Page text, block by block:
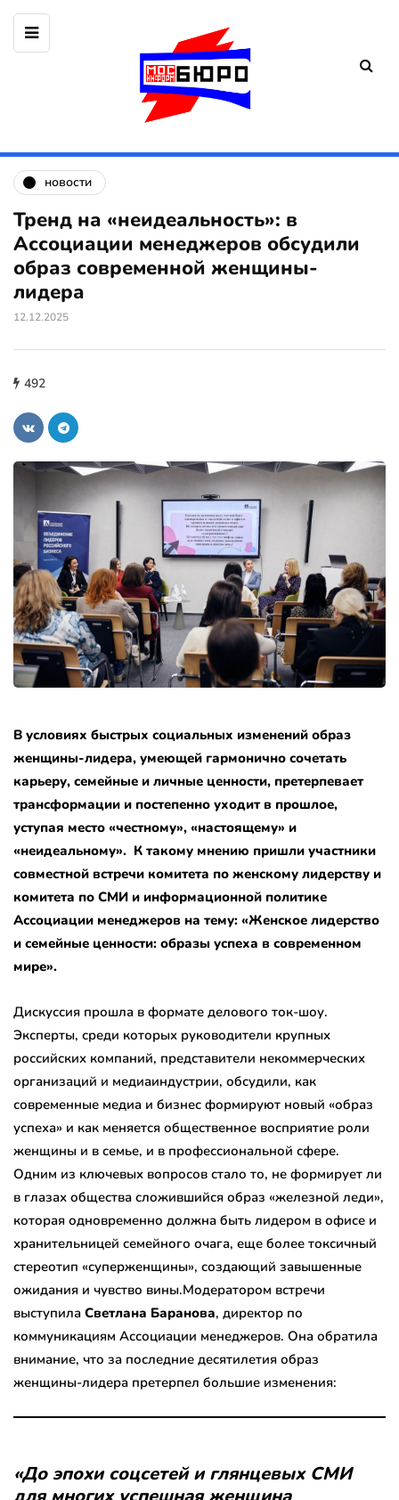
новости
Тренд на «неидеальность»: в
Ассоциации менеджеров обсудили
образ современной женщины-
лидера
12.12.2025
492
В условиях быстрых социальных изменений образ
женщины-лидера, умеющей гармонично сочетать
карьеру, семейные и личные ценности, претерпевает
трансформации и постепенно уходит в прошлое,
уступая место «честному», «настоящему» и
«неидеальному». К такому мнению пришли участники
совместной встречи комитета по женскому лидерству и
комитета по СМИ и информационной политике
Ассоциации менеджеров на тему: «Женское лидерство
и семейные ценности: образы успеха в современном
мире».
Дискуссия прошла в формате делового ток-шоу.
Эксперты, среди которых руководители крупных
российских компаний, представители некоммерческих
организаций и медиаиндустрии, обсудили, как
современные медиа и бизнес формируют новый «образ
успеха» и как меняется общественное восприятие роли
женщины и в семье, и в профессиональной сфере.
Одним из ключевых вопросов стало то, не формирует ли
в глазах общества сложившийся образ «железной леди»,
которая одновременно должна быть лидером в офисе и
хранительницей семейного очага, еще более токсичный
стереотип «суперженщины», создающий завышенные
ожидания и чувство вины.Модератором встречи
выступила Светлана Баранова, директор по
коммуникациям Ассоциации менеджеров. Она обратила
внимание, что за последние десятилетия образ
женщины-лидера претерпел большие изменения:
«До эпохи соцсетей и глянцевых СМИ